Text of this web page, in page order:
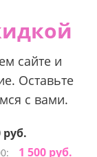
сайте и
Оставьте
с вами.
руб.
1 500 руб.